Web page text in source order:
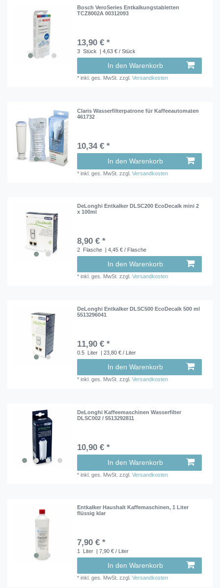
Bosch VeroSeries Entkalkungstabletten
TCZ8002A 00312093
13,90 € *
3 Stück | 4,63 € / Stück
In den Warenkorb
*inkl. ges. MwSt. zzgl.Versandkosten
Claris Wasserfilterpatrone für Kaffeeautomaten
461732
10,34 € *
In den Warenkorb
*inkl. ges. MwSt. zzgl.Versandkosten
DeLonghi Entkalker DLSC200 EcoDecalk mini 2
x 100ml
8,90 € *
2 Flasche | 4,45 € / Flasche
In den Warenkorb
*inkl. ges. MwSt. zzgl.Versandkosten
DeLonghi Entkalker DLSC500 EcoDecalk 500 ml
5513296041
11,90 € *
0.5 Liter | 23,80 € / Liter
In den Warenkorb
*inkl. ges. MwSt. zzgl.Versandkosten
DeLonghi Kaffeemaschinen Wasserfilter
DLSC002 / 5513292811
10,90 € *
In den Warenkorb
*inkl. ges. MwSt. zzgl.Versandkosten
Entkalker Haushalt Kaffemaschinen, 1 Liter
flüssig klar
7,90 € *
1 Liter | 7,90 € / Liter
In den Warenkorb
*inkl. ges. MwSt. zzgl.Versandkosten